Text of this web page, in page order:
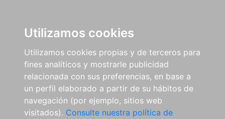
Utilizamos cookies
Utilizamos cookies propias y de terceros para
fines analíticos y mostrarle publicidad
relacionada con sus preferencias, en base a
un perfil elaborado a partir de su hábitos de
navegación (por ejemplo, sitios web
visitados). Consulte nuestra política de